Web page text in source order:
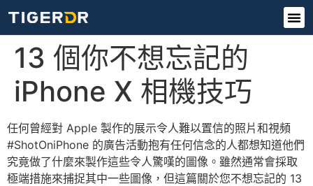
13 個你不想忘記的
iPhone X 相機技巧
任何曾經對 Apple 製作的展示令人難以置信的照片和視頻
#ShotOniPhone 的廣告活動抱有任何信念的人都想知道他們
究竟做了什麼來製作這些令人驚嘆的圖像。雖然通常會採取
極端措施來捕捉其中一些圖像，但這篇關於您不想忘記的 13